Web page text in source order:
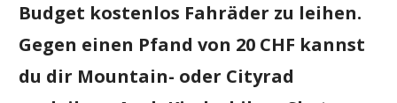
Budget kostenlos Fahräder zu leihen.
Gegen einen Pfand von 20 CHF kannst
du dir Mountain- oder Cityrad